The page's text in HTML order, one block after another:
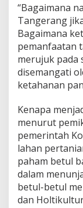
“Bagaimana
Tangerang
Bagaimana
pemanfaatan
merujuk pada
disemangati
ketahanan
Kenapa
menurut
pemerintah
lahan
paham betul
dalam
betul-betul
dan